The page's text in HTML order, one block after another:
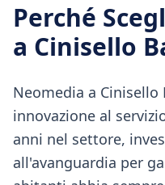
Perché
a Cinisello
Neomedia a
innovazione al
anni nel settore,
all'avanguardia per